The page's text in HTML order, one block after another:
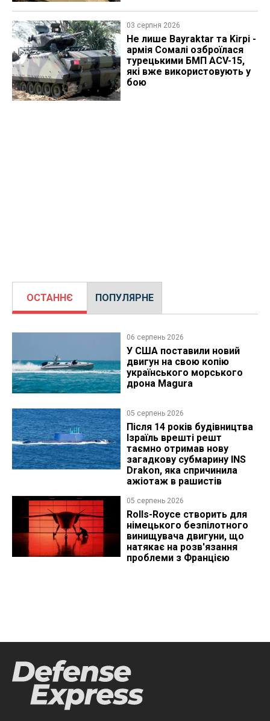
03 серпня 2026
Не лише Bayraktar та Kirpi -
армія Сомалі озброїлася
турецькими БМП ACV-15,
які вже використовують у
бою
ОСТАННЄ ПОПУЛЯРНЕ
06 серпень 2026
У США поставили новий
двигун на свою копію
українського морського
дрона Magura
05 серпень 2026
Після 14 років будівництва
Ізраїль врешті решт
таємно отримав нову
загадкову субмарину INS
Drakon, яка спричинила
ажіотаж в рашистів
05 серпень 2026
Rolls-Royce створить для
німецького безпілотного
винищувача двигуни, що
натякає на розв'язання
проблеми з Францією